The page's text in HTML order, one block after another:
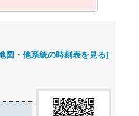
図・他系統の時刻表を見る]